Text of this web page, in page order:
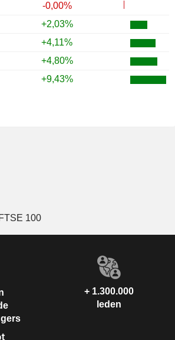
-0,00%
+2,03%
+4,11%
+4,80%
+9,43%
FTSE 100
+ 1.300.000
leden